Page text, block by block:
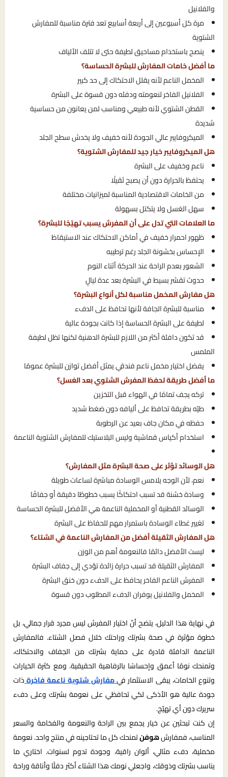
والفلانيل
مرة كل أسبوعين إلى أربعة أسابيع تعد فترة مناسبة للمفارش
الشتوية
ينصح باستخدام مساحيق لطيفة حتى لا تتلف الألياف
ما أفضل خامات المفارش للبشرة الحساسة؟
المخمل الناعم لأنه يقلل الاحتكاك إلى حد كبير
الفلانيل الفاخر لنعومته ودفئه دون قسوة على البشرة
القطن الشتوي لأنه طبيعي ومناسب لمن يعانون من حساسية
شديدة
الميكروفايبر عالي الجودة لأنه خفيف ولا يخدش سطح الجلد
هل الميكروفايبر خيار جيد للمفارش الشتوية؟
ناعم وخفيف على البشرة
يحتفظ بالحرارة دون أن يصبح ثقيلًا
من الخامات الاقتصادية المناسبة لميزانيات مختلفة
سهل الغسل ولا يتكتل بسهولة
ما العلامات التي تدل على أن المفرش يسبب تهيّجًا للبشرة؟
ظهور احمرار خفيف في أماكن الاحتكاك عند الاستيقاظ
الإحساس بخشونة الجلد رغم ترطيبه
الشعور بعدم الراحة عند الحركة أثناء النوم
حدوث تقشر بسيط في البشرة بعد عدة ليالٍ
هل مفارش المخمل مناسبة لكل أنواع البشرة؟
مناسبة للبشرة الجافة لأنها تحافظ على الدفء
لطيفة على البشرة الحساسة إذا كانت بجودة عالية
قد تكون دافئة أكثر من اللازم للبشرة الدهنية لكنها تظل لطيفة
الملمس
يفضل اختيار مخمل ناعم فندقي يمثل أفضل توازن للبشرة عمومًا
ما أفضل طريقة لحفظ المفرش الشتوي بعد الغسل؟
تركه يجف تمامًا في الهواء قبل التخزين
طيّه بطريقة تحافظ على أليافه دون ضغط شديد
حفظه في مكان جاف بعيد عن الرطوبة
استخدام أكياس قماشية وليس البلاستيك للمفارش الشتوية الناعمة
هل الوسائد تؤثر على صحة البشرة مثل المفارش؟
نعم، لأن الوجه يلامس الوسادة مباشرة لساعات طويلة
وسادة خشنة قد تسبب احتكاكًا يسبب خطوطًا دقيقة أو جفافًا
الوسائد القطنية أو المخملية الناعمة هي الأفضل للبشرة الحساسة
تغيير غطاء الوسادة باستمرار مهم للحفاظ على البشرة
هل المفارش الثقيلة أفضل من المفارش الناعمة في الشتاء؟
ليست الأفضل دائمًا فالنعومة أهم من الوزن
المفارش الثقيلة قد تسبب حرارة زائدة تؤدي إلى جفاف البشرة
المفرش الناعم الفاخر يحافظ على الدفء دون خنق البشرة
المخمل والفلانيل يوفران الدفء المطلوب دون قسوة
في نهاية هذا الدليل، يتضح أنّ اختيار المفرش ليس مجرد قرار جمالي، بل
خطوة مؤثرة في صحة بشرتك وراحتك خلال فصل الشتاء. فالمفارش
الناعمة الدافئة قادرة على حماية بشرتك من الجفاف والاحتكاك،
وتمنحك نومًا أعمق وإحساسًا بالرفاهية الحقيقية. ومع كثرة الخيارات
وتنوع الخامات، يبقى الاستثمار فيمفارش شتوية ناعمة فاخرة ذات
جودة عالية هو الأذكى لكي تحافظي على نعومة بشرتك وعلى دفء
سريرك دون أي تهيّج.
إن كنت تبحثين عن خيار يجمع بين الراحة والنعومة والفخامة والسعر
المناسب، فمفارشهوفنتمنحك كل ما تحتاجينه في منتج واحد. نعومة
مخملية، دفء مثالي، ألوان راقية، وجودة تدوم لسنوات. اختاري ما
يناسب بشرتك وذوقك، واجعلي نومك هذا الشتاء أكثر دفئًا وأناقة وراحة